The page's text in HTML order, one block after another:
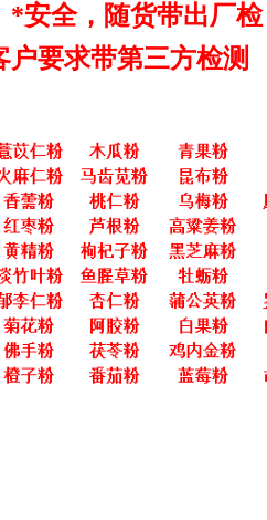
*安全，随货带出厂检
要求带第三方检测